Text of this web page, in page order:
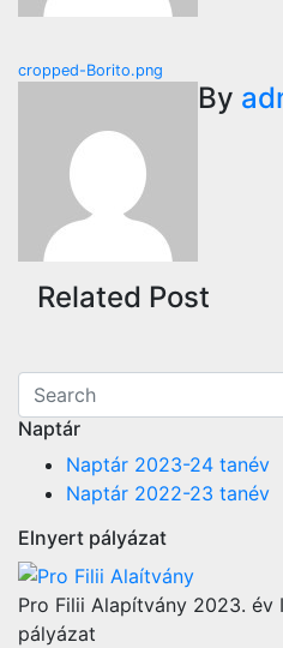
Bejegyzés
navigáció
cropped-Borito.png
By
Related Post
Naptár
Naptár 2023-24 tanév
Naptár 2022-23 tanév
Elnyert pályázat
Pro Filii Alapítvány 2023. év
pályázat